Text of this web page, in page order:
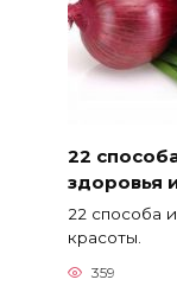
22
здоровья
22 способа
красоты.
359